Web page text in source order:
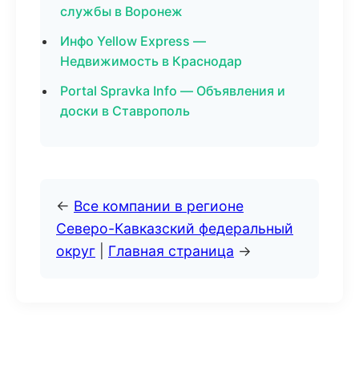
службы в Воронеж
Инфо Yellow Express —
Недвижимость в Краснодар
Portal Spravka Info — Объявления и
доски в Ставрополь
← Все компании в регионе
Северо-Кавказский федеральный
округ
Главная страница →